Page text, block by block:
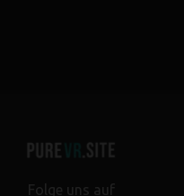
Folge uns auf